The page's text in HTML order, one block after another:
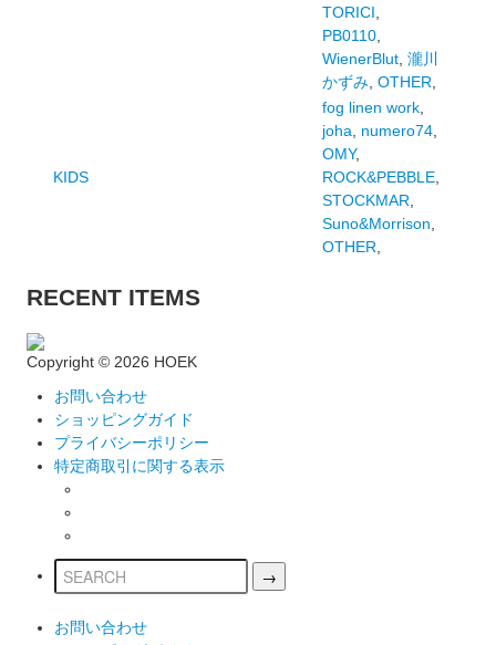
TORICI,
PB0110,
WienerBlut, 瀧川
かずみ, OTHER,
KIDS
fog linen work,
joha, numero74,
OMY,
ROCK&PEBBLE,
STOCKMAR,
Suno&Morrison,
OTHER,
RECENT ITEMS
Copyright © 2026 HOEK
お問い合わせ
ショッピングガイド
プライバシーポリシー
特定商取引に関する表示
お問い合わせ